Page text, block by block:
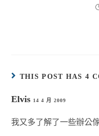
THIS POST HAS 4
Elvis 14 4 月 2009
我又多了解了一些辦公